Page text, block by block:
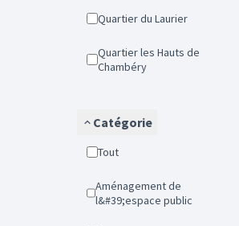
Quartier du Laurier
Quartier les Hauts de
Chambéry
Catégorie
Tout
Aménagement de
l&#39;espace public